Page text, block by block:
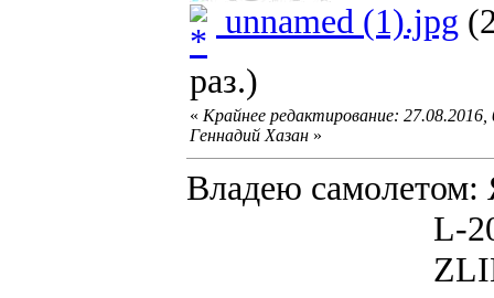
unnamed (1).jpg
раз.)
« Крайнее редактирование:
Геннадий Хазан »
Владею
L-200D
ZLIN 526